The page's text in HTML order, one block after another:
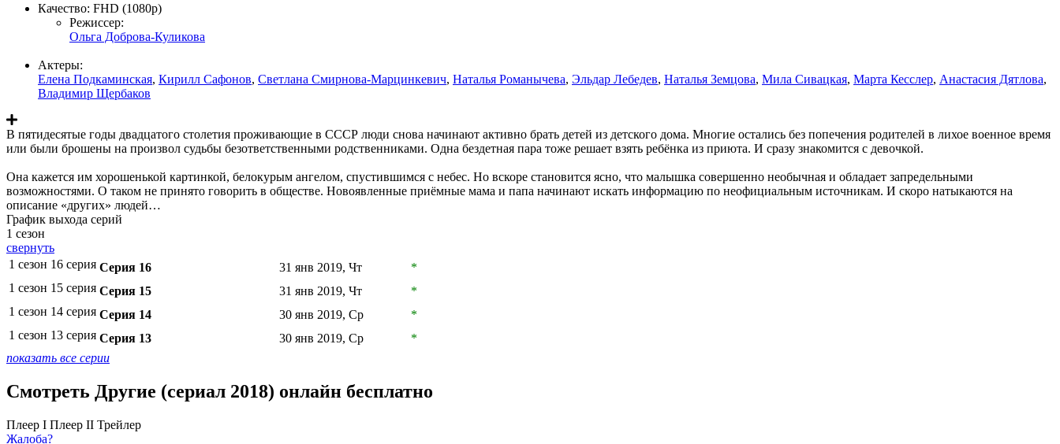
Качество: FHD (1080p)
Режиссер:
Ольга Доброва-Куликова
Актеры:
Елена Подкаминская, Кирилл Сафонов, Светлана Смирнова-Марцинкевич, Наталья Романычева, Эльдар Лебедев, Наталья Земцова, Мила Сивацкая, Марта Кесслер, Анастасия Дятлова,
Владимир Щербаков
В пятидесятые годы двадцатого столетия проживающие в СССР люди снова начинают активно брать детей из детского дома. Многие остались без попечения родителей в лихое военное время
или были брошены на произвол судьбы безответственными родственниками. Одна бездетная пара тоже решает взять ребёнка из приюта. И сразу знакомится с девочкой.
Она кажется им хорошенькой картинкой, белокурым ангелом, спустившимся с небес. Но вскоре становится ясно, что малышка совершенно необычная и обладает запредельными
возможностями. О таком не принято говорить в обществе. Новоявленные приёмные мама и папа начинают искать информацию по неофициальным источникам. И скоро натыкаются на
описание «других» людей…
График выхода серий
1 сезон
свернуть
1 сезон 16 серия Серия 16 31 янв 2019, Чт
*
1 сезон 15 серия Серия 15 31 янв 2019, Чт
*
1 сезон 14 серия Серия 14 30 янв 2019, Ср
*
1 сезон 13 серия Серия 13 30 янв 2019, Ср
*
показать все серии
Смотреть Другие (сериал 2018) онлайн бесплатно
Плеер I Плеер II Трейлер
Жалоба?